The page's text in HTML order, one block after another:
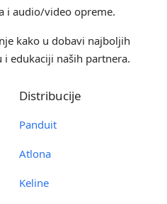
i audio/video opreme.
kako u dobavi najboljih
edukaciji naših partnera.
Distribucije
Panduit
Atlona
Keline